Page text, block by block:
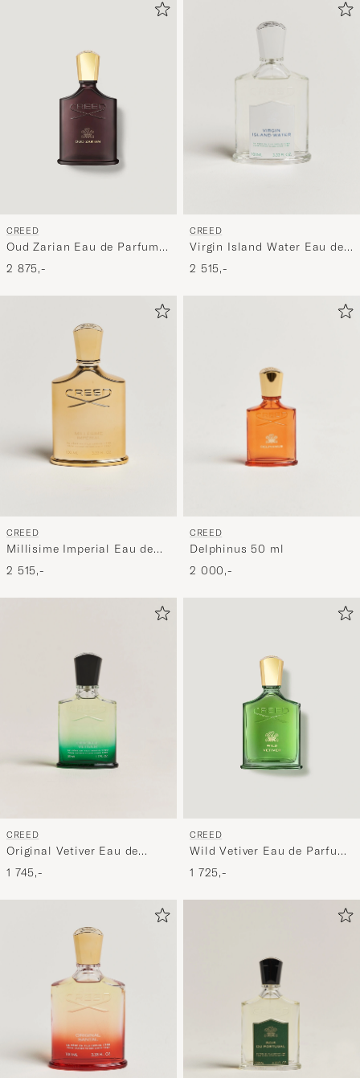
CREED
Oud Zarian Eau de Parfum
50ml
2 875,-
CREED
Virgin Island Water Eau de
Parfum 100ml
2 515,-
CREED
Millisime Imperial Eau de
Parfum 100ml
2 515,-
CREED
Delphinus 50 ml
2 000,-
CREED
Original Vetiver Eau de
Parfum 50ml
1 745,-
CREED
Wild Vetiver Eau de Parfum
50ml
1 725,-